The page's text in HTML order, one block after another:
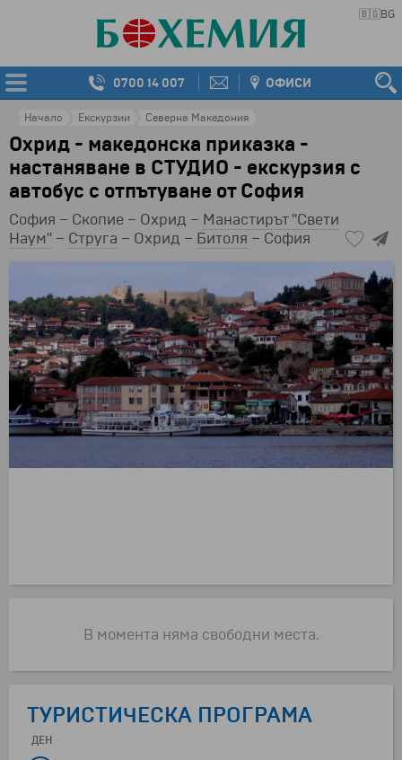
🇧🇬BG
0700 14 007 ОФИСИ
Начало Екскурзии Северна Македония
Охрид - македонска приказка -
настаняване в СТУДИО - екскурзия с
автобус с отпътуване от София
София – Скопие – Охрид – Манастирът "Свети
Наум" – Струга – Охрид – Битоля – София
В момента няма свободни места.
ТУРИСТИЧЕСКА ПРОГРАМА
ДЕН